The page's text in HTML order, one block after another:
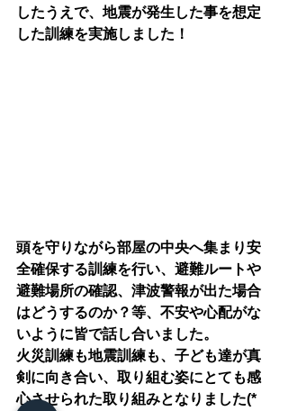
したうえで、地震が発生した事を想定
した訓練を実施しました！
頭を守りながら部屋の中央へ集まり安
全確保する訓練を行い、避難ルートや
避難場所の確認、津波警報が出た場合
はどうするのか？等、不安や心配がな
いように皆で話し合いました。
火災訓練も地震訓練も、子ども達が真
剣に向き合い、取り組む姿にとても感
心させられた取り組みとなりました(*